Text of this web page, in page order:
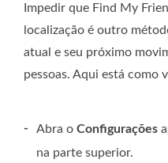
Impedir que Find My
localização é outro
atual e seu próximo
pessoas. Aqui está como
- Abra o Configurações
na parte superior.